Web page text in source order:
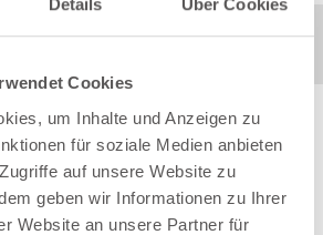
Details Über Cookies
Cookies
um Inhalte und Anzeigen zu
für soziale Medien anbieten
auf unsere Website zu
geben wir Informationen zu Ihrer
Website an unsere Partner für